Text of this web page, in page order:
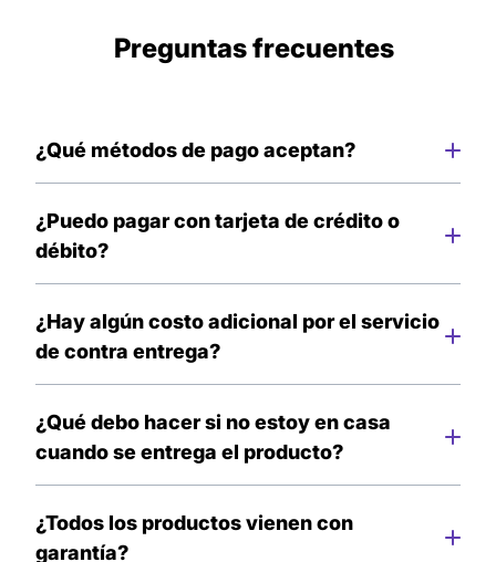
Preguntas frecuentes
¿Qué métodos de pago aceptan?
recibir tu pedido.
¿Puedo pagar con tarjeta de crédito o
débito?
con esos método de pago, pero pronto tendremos
más actualizaciones para ti.
¿Hay algún costo adicional por el servicio
de contra entrega?
completamente gratis.
¿Qué debo hacer si no estoy en casa
cuando se entrega el producto?
entrega, recibirá una llamada o mensaje por parte
del repartidor que llevará a cabo la entrega. Si no
puede recibir ese día, se realizará otro intento.
¿Todos los productos vienen con
garantía?